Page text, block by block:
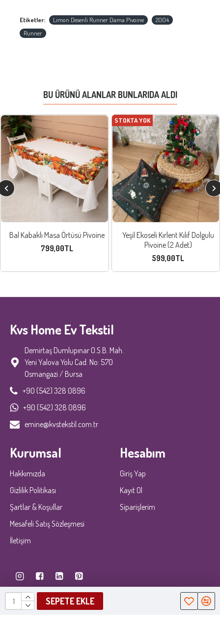
SEPETE EKLE
Etiketler: Limon Desenli Runner Dama Pivoine
2004
Runner
BU ÜRÜNÜ ALANLAR BUNLARIDA ALDI
Bal Kabaklı Masa Örtüsü Pivoine
799,00TL
STOKTA YOK
Yeşil Ekoseli Kırlent Kılıf Dolgulu
Pivoine (2 Adet)
599,00TL
Kvs Home Ev Tekstil
Demirtaş Dumlupınar O.S.B. Mah.
Yeni Yalova Yolu Cad. No: 570
Osmangazi / Bursa
+90 (542) 328 0896
+90 (542) 328 0896
emine@kvstekstil.com.tr
Kurumsal
Hakkımızda
Gizlilik Politikası
Şartlar & Koşullar
Mesafeli Satış Sözleşmesi
İletişim
Hesabım
Giriş Yap
Kayıt Ol
Siparişlerim
KobiDirektE-ticaret